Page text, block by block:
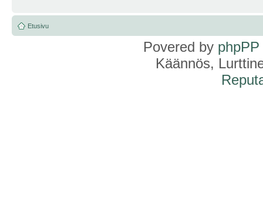
Etusivu
Povered by phpPP
Käännös,